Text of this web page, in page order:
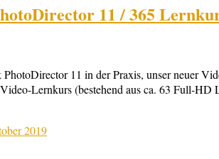
11 / 365
11 in der Praxis, unser neuer
Lernkurs (bestehend aus ca. 63 Full-
2019